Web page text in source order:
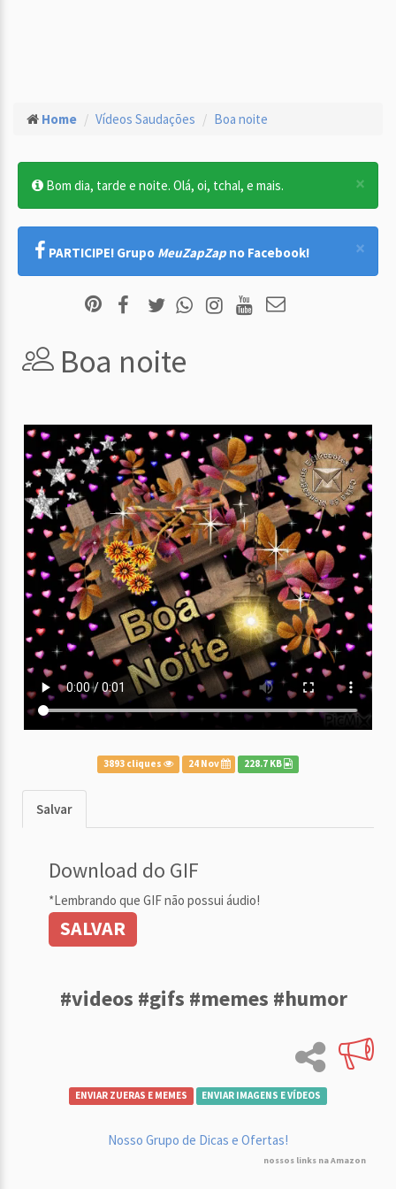
Home Vídeos Saudações Boa noite
×
Bom dia, tarde e noite. Olá, oi, tchal, e mais.
×
PARTICIPE! Grupo MeuZapZap no Facebook!
Boa noite
3893 cliques 24 Nov 228.7 KB
Salvar
Download do GIF
*Lembrando que GIF não possui áudio!
SALVAR
#videos #gifs #memes #humor
ENVIAR ZUERAS E MEMES ENVIAR IMAGENS E VÍDEOS
Nosso Grupo de Dicas e Ofertas!
nossos links na Amazon